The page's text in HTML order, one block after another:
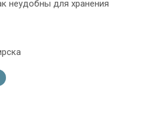
неудобны для хранения